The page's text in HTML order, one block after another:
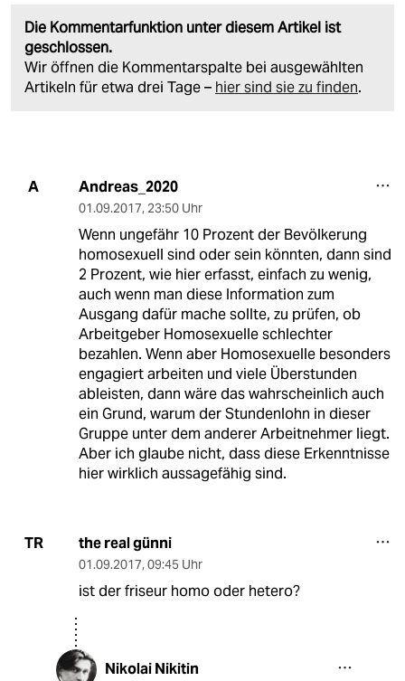
Die Kommentarfunktion unter diesem Artikel ist
geschlossen.
Wir öffnen die Kommentarspalte bei ausgewählten
Artikeln für etwa drei Tage – hier sind sie zu finden.
A Andreas_2020
01.09.2017, 23:50 Uhr
Wenn ungefähr 10 Prozent der Bevölkerung
homosexuell sind oder sein könnten, dann sind
2 Prozent, wie hier erfasst, einfach zu wenig,
auch wenn man diese Information zum
Ausgang dafür mache sollte, zu prüfen, ob
Arbeitgeber Homosexuelle schlechter
bezahlen. Wenn aber Homosexuelle besonders
engagiert arbeiten und viele Überstunden
ableisten, dann wäre das wahrscheinlich auch
ein Grund, warum der Stundenlohn in dieser
Gruppe unter dem anderer Arbeitnehmer liegt.
Aber ich glaube nicht, dass diese Erkenntnisse
hier wirklich aussagefähig sind.
TR the real günni
01.09.2017, 09:45 Uhr
ist der friseur homo oder hetero?
Nikolai Nikitin